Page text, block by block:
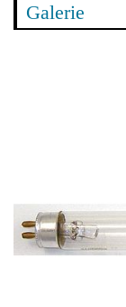
Galerie